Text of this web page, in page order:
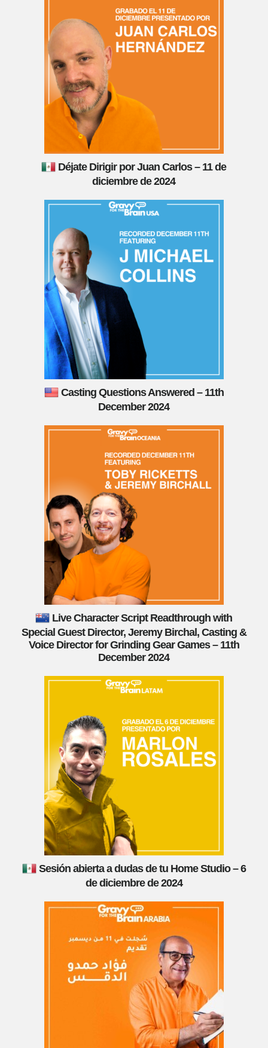
Déjate Dirigir por Juan Carlos – 11 de
diciembre de 2024
Casting Questions Answered – 11th
December 2024
Live Character Script Readthrough with
Special Guest Director, Jeremy Birchal, Casting &
Voice Director for Grinding Gear Games – 11th
December 2024
Sesión abierta a dudas de tu Home Studio – 6
de diciembre de 2024